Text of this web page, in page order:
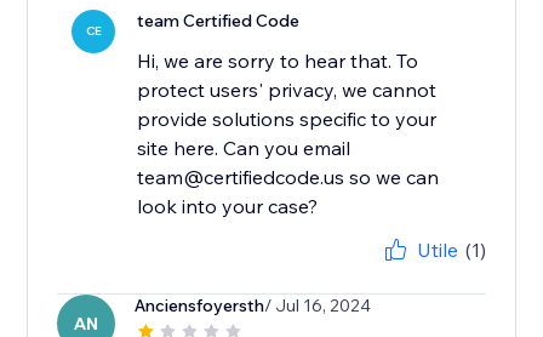
CE team Certified Code
Hi, we are sorry to hear that. To
protect users' privacy, we cannot
provide solutions specific to your
site here. Can you email
team@certifiedcode.us so we can
Utile (1)
AN
Anciensfoyersth/ Jul 16, 2024